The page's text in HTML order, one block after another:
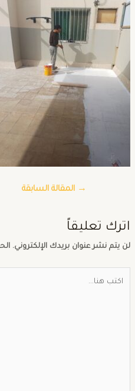
→المقالة السابقة
تعليقاً
يتم نشر عنوان بريدك الإلكتروني.